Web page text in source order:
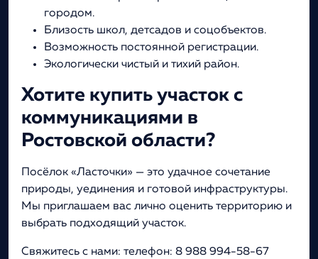
городом.
Близость школ, детсадов и соцобъектов.
Возможность постоянной регистрации.
Экологически чистый и тихий район.
Хотите купить участок с
коммуникациями в
Ростовской области?
Посёлок «Ласточки» — это удачное сочетание
природы, уединения и готовой инфраструктуры.
Мы приглашаем вас лично оценить территорию и
выбрать подходящий участок.
Свяжитесь с нами: телефон: 8 988 994-58-67